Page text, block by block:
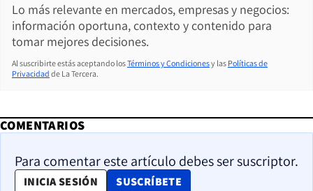
Lo más relevante en mercados, empresas y negocios:
información oportuna, contexto y contenido para
tomar mejores decisiones.
Al suscribirte estás aceptando losTérminos y Condicionesy las Políticas de
Privacidad de La Tercera.
COMENTARIOS
Para comentar este artículo debes ser suscriptor.
INICIA SESIÓN SUSCRÍBETE
OPENS IN NEW WINDOW